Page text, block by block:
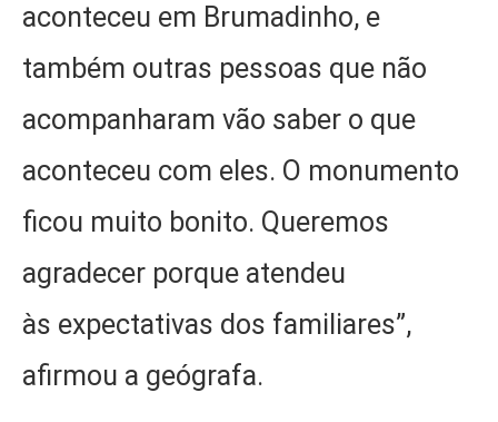
aconteceu em Brumadinho, e
também outras pessoas que não
acompanharam vão saber o que
aconteceu com eles. O monumento
ficou muito bonito. Queremos
agradecer porque atendeu
às expectativas dos familiares”,
afirmou a geógrafa.